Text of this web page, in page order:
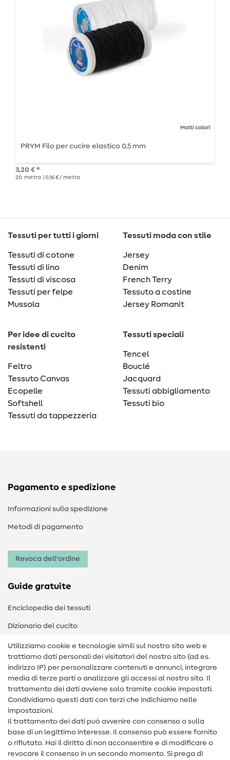
Molti colori
PRYM Filo per cucire elastico 0,5 mm
3,20 € *
20 metro | 0,16 € / metro
Tessuti per tutti i giorni
Tessuti di cotone
Tessuti di lino
Tessuti di viscosa
Tessuti per felpe
Mussola
Tessuti moda con stile
Jersey
Denim
French Terry
Tessuto a costine
Jersey Romanit
Per idee di cucito
resistenti
Feltro
Tessuto Canvas
Ecopelle
Softshell
Tessuti da tappezzeria
Tessuti speciali
Tencel
Bouclé
Jacquard
Tessuti abbigliamento
Tessuti bio
Pagamento e spedizione
Informazioni sulla spedizione
Metodi di pagamento
Revoca dell'ordine
Guide gratuite
Enciclopedia dei tessuti
Dizionario del cucito
Nähanleitungen
Assistenza e contatto
Contatto
Informazioni sul nuovo proprietario
FAQ
Diritto di recesso
Utilizziamo cookie e tecnologie simili sul nostro sito web e
trattiamo dati personali dei visitatori del nostro sito (ad es.
indirizzo IP) per personalizzare contenuti e annunci, integrare
media di terze parti o analizzare gli accessi al nostro sito. Il
trattamento dei dati avviene solo tramite cookie impostati.
Condividiamo questi dati con terzi che indichiamo nelle
impostazioni.
Il trattamento dei dati può avvenire con consenso o sulla
base di un legittimo interesse. Il consenso può essere fornito
o rifiutato. Hai il diritto di non acconsentire e di modificare o
revocare il consenso in un secondo momento. Si prega di